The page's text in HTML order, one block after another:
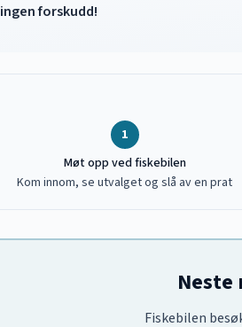
forskudd!
1
Møt opp ved fiskebilen
Kom innom, se utvalget og slå av en prat
Fiskebilen